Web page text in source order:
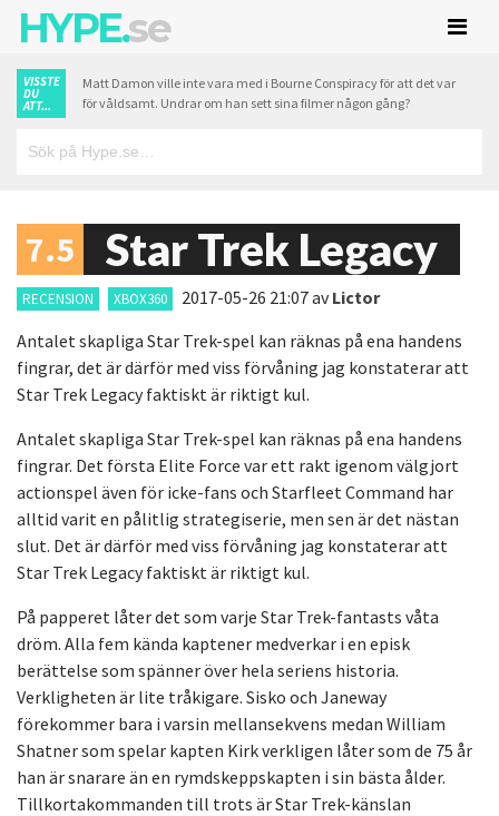
HYPE.se
VISSTE
DU
ATT...
Matt Damon ville inte vara med i Bourne Conspiracy för att det var
för våldsamt. Undrar om han sett sina filmer någon gång?
7.5 Star Trek Legacy
RECENSION XBOX360 2017-05-26 21:07avLictor
Antalet skapliga Star Trek-spel kan räknas på ena handens
fingrar, det är därför med viss förvåning jag konstaterar att
Star Trek Legacy faktiskt är riktigt kul.
Antalet skapliga Star Trek-spel kan räknas på ena handens
fingrar. Det första Elite Force var ett rakt igenom välgjort
actionspel även för icke-fans och Starfleet Command har
alltid varit en pålitlig strategiserie, men sen är det nästan
slut. Det är därför med viss förvåning jag konstaterar att
Star Trek Legacy faktiskt är riktigt kul.
På papperet låter det som varje Star Trek-fantasts våta
dröm. Alla fem kända kaptener medverkar i en episk
berättelse som spänner över hela seriens historia.
Verkligheten är lite tråkigare. Sisko och Janeway
förekommer bara i varsin mellansekvens medan William
Shatner som spelar kapten Kirk verkligen låter som de 75 år
han är snarare än en rymdskeppskapten i sin bästa ålder.
Tillkortakommanden till trots är Star Trek-känslan